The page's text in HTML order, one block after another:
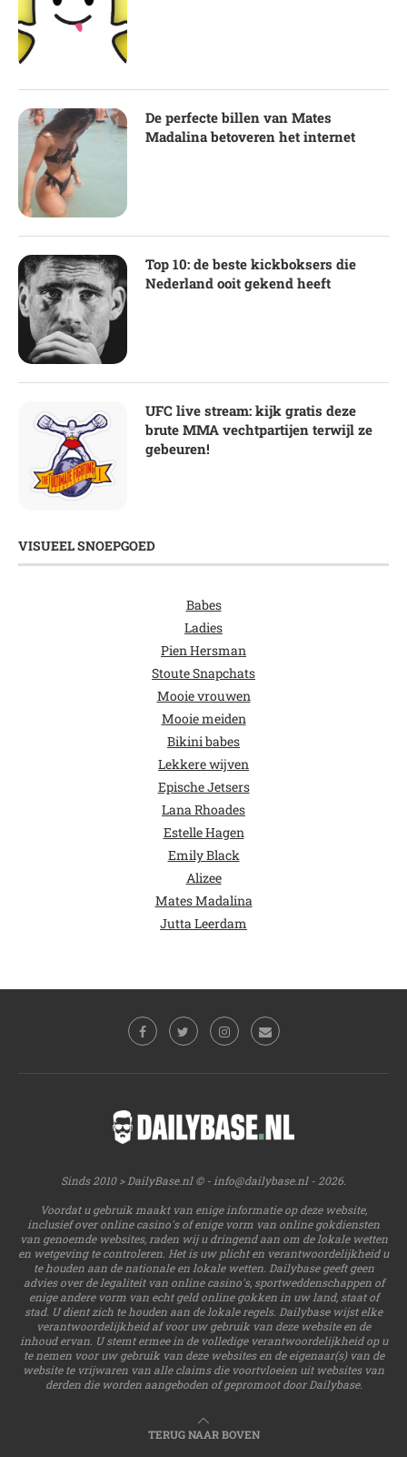
De perfecte billen van Mates
Madalina betoveren het internet
Top 10: de beste kickboksers die
Nederland ooit gekend heeft
UFC live stream: kijk gratis deze
brute MMA vechtpartijen terwijl ze
gebeuren!
VISUEEL SNOEPGOED
Babes
Ladies
Pien Hersman
Stoute Snapchats
Mooie vrouwen
Mooie meiden
Bikini babes
Lekkere wijven
Epische Jetsers
Lana Rhoades
Estelle Hagen
Emily Black
Alizee
Mates Madalina
Jutta Leerdam
Sinds 2010 > DailyBase.nl © -info@dailybase.nl- 2026.
Voordat u gebruik maakt van enige informatie op deze website,
inclusief over online casino's of enige vorm van online gokdiensten
van genoemde websites, raden wij u dringend aan om de lokale wetten
en wetgeving te controleren. Het is uw plicht en verantwoordelijkheid u
te houden aan de nationale en lokale wetten. Dailybase geeft geen
advies over de legaliteit van online casino's, sportweddenschappen of
enige andere vorm van echt geld online gokken in uw land, staat of
stad. U dient zich te houden aan de lokale regels. Dailybase wijst elke
verantwoordelijkheid af voor uw gebruik van deze website en de
inhoud ervan. U stemt ermee in de volledige verantwoordelijkheid op u
te nemen voor uw gebruik van deze websites en de eigenaar(s) van de
website te vrijwaren van alle claims die voortvloeien uit websites van
derden die worden aangeboden of gepromoot door Dailybase.
TERUG NAAR BOVEN